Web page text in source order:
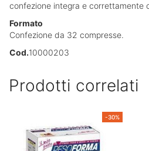
confezione integra e correttamente
Formato
Confezione da 32 compresse.
Cod.10000203
Prodotti correlati
-30%